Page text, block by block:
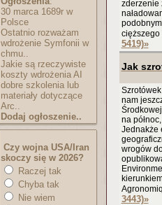
30 marca 1689r w
Polsce
Ostatnio rozważam
wdrożenie Symfonii w
chmu..
Jakie są rzeczywiste
koszty wdrożenia AI
dobre szkolenia lub
materiały dotyczące
Arc..
Dodaj ogłoszenie..
Czy wojna USA/Iran
skoczy się w 2026?
Raczej tak
Chyba tak
Nie wiem
zderzenie
cięższego
5419)»
Jak
nam
na
Jednakże
wrogów
3443)»